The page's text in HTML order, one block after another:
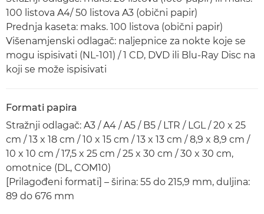
100 listova A4/ 50 listova A3 (obični papir)
Prednja kaseta: maks. 100 listova (obični papir)
Višenamjenski odlagač: naljepnice za nokte koje se
mogu ispisivati (NL-101) / 1 CD, DVD ili Blu-Ray Disc na
koji se može ispisivati
Formati papira
Stražnji odlagač: A3 / A4 / A5 / B5 / LTR / LGL / 20 x 25
cm / 13 x 18 cm / 10 x 15 cm / 13 x 13 cm / 8,9 x 8,9 cm /
10 x 10 cm / 17,5 x 25 cm / 25 x 30 cm / 30 x 30 cm,
omotnice (DL, COM10)
[Prilagođeni formati] – širina: 55 do 215,9 mm, duljina:
89 do 676 mm